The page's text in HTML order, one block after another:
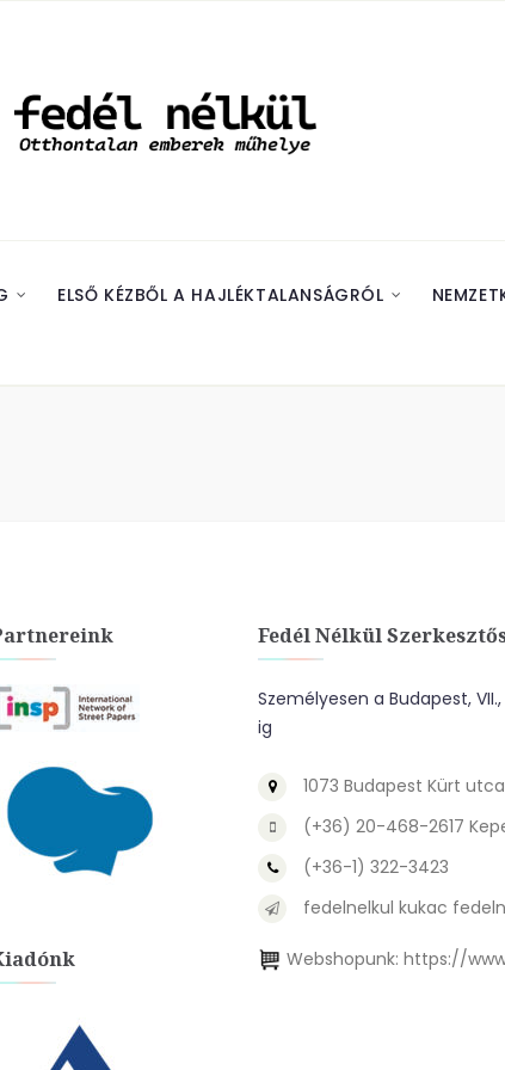
ELSŐ KÉZBŐL A HAJLÉKTALANSÁGRÓL
Fedél Nélkül
Személyesen a Budapest,
ig
1073 Budapest Kürt
(+36) 20-468-2617
(+36-1) 322-3423
fedelnelkul kukac
Webshopunk: https://